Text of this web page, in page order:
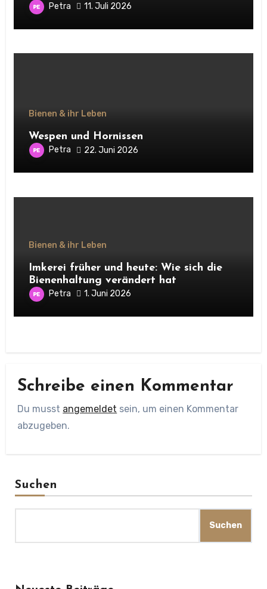
Petra 11. Juli 2026
Bienen & ihr Leben
Wespen und Hornissen
Petra 22. Juni 2026
Bienen & ihr Leben
Imkerei früher und heute: Wie sich die
Bienenhaltung verändert hat
Petra 1. Juni 2026
Schreibe einen Kommentar
Du musst angemeldet sein, um einen Kommentar
abzugeben.
Suchen
Suchen